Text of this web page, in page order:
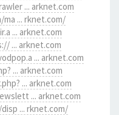
... arknet.com
... rknet.com/
... arknet.com
... arknet.com
... arknet.com
... arknet.com
... arknet.com
... arknet.com
... rknet.com/